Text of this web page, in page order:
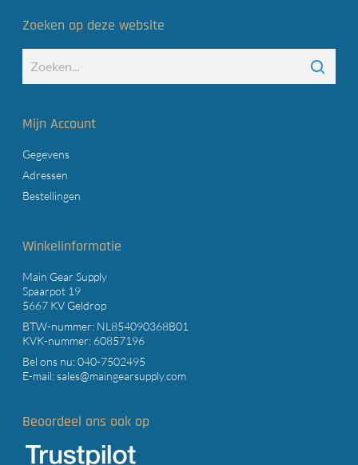
Zoeken op deze website
Mijn Account
Gegevens
Adressen
Bestellingen
Winkelinformatie
Main Gear Supply
Spaarpot 19
5667 KV Geldrop
BTW-nummer: NL854090368B01
KVK-nummer: 60857196
Bel ons nu:040-7502495
E-mail:sales@maingearsupply.com
Beoordeel ons ook op